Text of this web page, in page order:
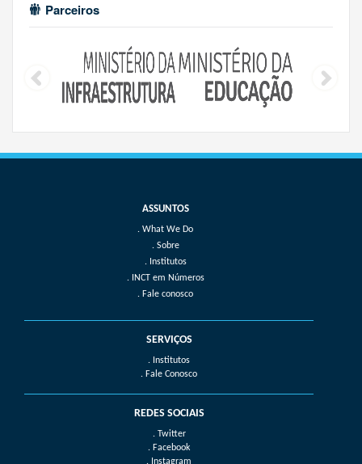
Parceiros
What We Do
Sobre
Institutos
INCT em Números
Fale conosco
SERVIÇOS
. Institutos
. Fale Conosco
REDES SOCIAIS
. Twitter
. Facebook
. Instagram